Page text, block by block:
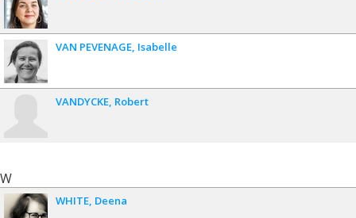
VAN PEVENAGE Isabelle
VANDYCKE Robert
W
WHITE Deena